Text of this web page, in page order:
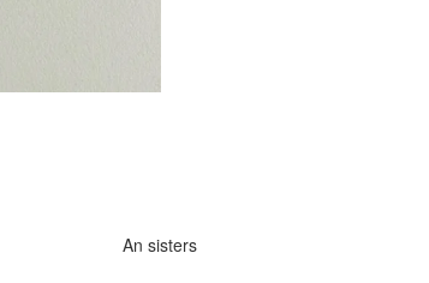
An sisters